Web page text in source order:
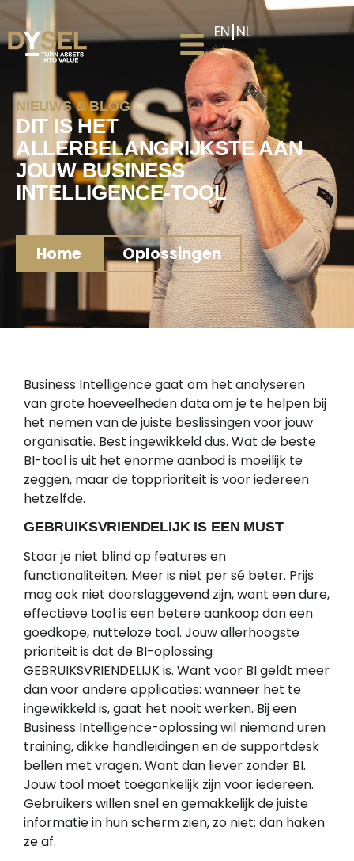
EN NL
NIEUWS & BLOG
DIT IS HET
ALLERBELANGRIJKSTE AAN
JOUW BUSINESS
INTELLIGENCE-TOOL
Home Oplossingen
Business Intelligence gaat om het analyseren
van grote hoeveelheden data om je te helpen bij
het nemen van de juiste beslissingen voor jouw
organisatie. Best ingewikkeld dus. Wat de beste
BI-tool is uit het enorme aanbod is moeilijk te
zeggen, maar de topprioriteit is voor iedereen
hetzelfde.
GEBRUIKSVRIENDELIJK IS EEN MUST
Staar je niet blind op features en
functionaliteiten. Meer is niet per sé beter. Prijs
mag ook niet doorslaggevend zijn, want een dure,
effectieve tool is een betere aankoop dan een
goedkope, nutteloze tool. Jouw allerhoogste
prioriteit is dat de BI-oplossing
GEBRUIKSVRIENDELIJK is. Want voor BI geldt meer
dan voor andere applicaties: wanneer het te
ingewikkeld is, gaat het nooit werken. Bij een
Business Intelligence-oplossing wil niemand uren
training, dikke handleidingen en de supportdesk
bellen met vragen. Want dan liever zonder BI.
Jouw tool moet toegankelijk zijn voor iedereen.
Gebruikers willen snel en gemakkelijk de juiste
informatie in hun scherm zien, zo niet; dan haken
ze af.